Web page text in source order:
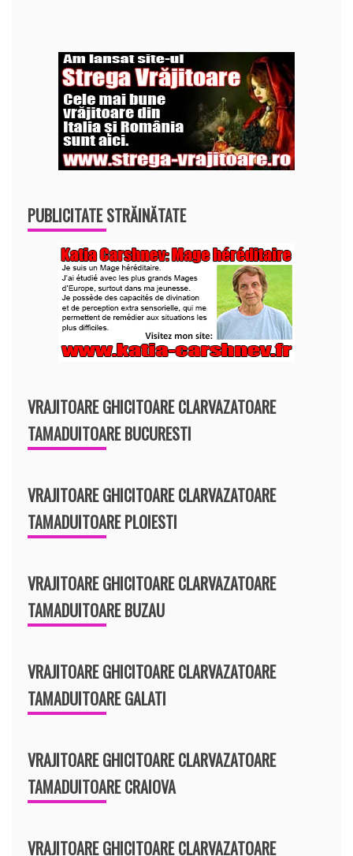
PUBLICITATE STRĂINĂTATE
VRAJITOARE GHICITOARE CLARVAZATOARE
TAMADUITOARE BUCURESTI
VRAJITOARE GHICITOARE CLARVAZATOARE
TAMADUITOARE PLOIESTI
VRAJITOARE GHICITOARE CLARVAZATOARE
TAMADUITOARE BUZAU
VRAJITOARE GHICITOARE CLARVAZATOARE
TAMADUITOARE GALATI
VRAJITOARE GHICITOARE CLARVAZATOARE
TAMADUITOARE CRAIOVA
VRAJITOARE GHICITOARE CLARVAZATOARE